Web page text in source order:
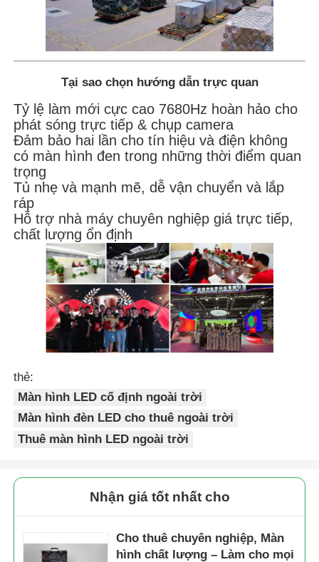
Tại sao chọn hướng dẫn trực quan
Tỷ lệ làm mới cực cao 7680Hz hoàn hảo cho
phát sóng trực tiếp & chụp camera
Đảm bảo hai lần cho tín hiệu và điện không
có màn hình đen trong những thời điểm quan
trọng
Tủ nhẹ và mạnh mẽ, dễ vận chuyển và lắp
ráp
Hỗ trợ nhà máy chuyên nghiệp giá trực tiếp,
chất lượng ổn định
thẻ:
Màn hình LED cố định ngoài trời
Màn hình đèn LED cho thuê ngoài trời
Thuê màn hình LED ngoài trời
Nhận giá tốt nhất cho
Cho thuê chuyên nghiệp, Màn
hình chất lượng – Làm cho mọi